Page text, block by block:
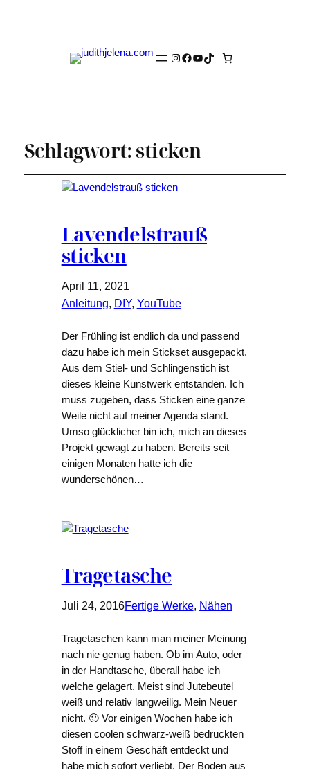
Instagram
Facebook
YouTube
TikTok
Schlagwort:sticken
Lavendelstrauß
sticken
April 11, 2021
Anleitung, DIY, YouTube
Der Frühling ist endlich da und passend
dazu habe ich mein Stickset ausgepackt.
Aus dem Stiel- und Schlingenstich ist
dieses kleine Kunstwerk entstanden. Ich
muss zugeben, dass Sticken eine ganze
Weile nicht auf meiner Agenda stand.
Umso glücklicher bin ich, mich an dieses
Projekt gewagt zu haben. Bereits seit
einigen Monaten hatte ich die
wunderschönen…
Tragetasche
Juli 24, 2016Fertige Werke, Nähen
Tragetaschen kann man meiner Meinung
nach nie genug haben. Ob im Auto, oder
in der Handtasche, überall habe ich
welche gelagert. Meist sind Jutebeutel
weiß und relativ langweilig. Mein Neuer
nicht. 🙂 Vor einigen Wochen habe ich
diesen coolen schwarz-weiß bedruckten
Stoff in einem Geschäft entdeckt und
habe mich sofort verliebt. Der Boden aus